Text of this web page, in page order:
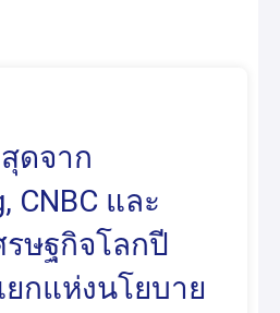
ดจาก
CNBC และ
รษฐกิจโลกปี
กแห่งนโยบาย